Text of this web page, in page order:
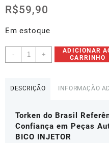
R$59,90
Em estoque
-
Bico
Injetore
Brava
IWP006
quantidade
+
ADICIONAR
CARRINHO
DESCRIÇÃO INFORMAÇÃO
Torken do Brasil
Confiança em Peças
BICO INJETOR